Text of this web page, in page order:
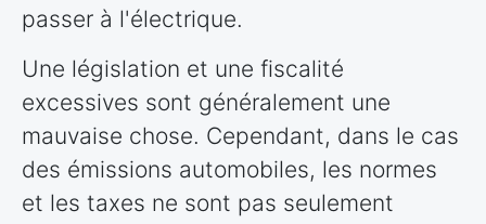
passer à l'électrique.
Une législation et une fiscalité
excessives sont généralement une
mauvaise chose. Cependant, dans le cas
des émissions automobiles, les normes
et les taxes ne sont pas seulement